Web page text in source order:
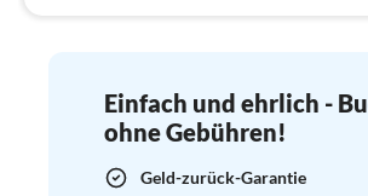
Einfach und ehrlich -
ohne Gebühren!
Geld-zurück-Garantie